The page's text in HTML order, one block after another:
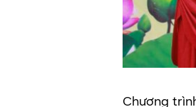
Chương